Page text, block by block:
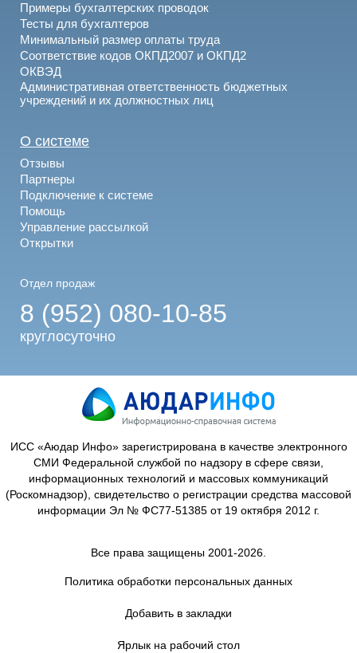
Примеры бухгалтерских проводок
Тесты для бухгалтеров
Минимальный размер оплаты труда
Соответствие кодов ОКПД2007 и ОКПД2
ОКВЭД
Административная ответственность бюджетных
учреждений и их должностных лиц
О системе
Отзывы
Партнеры
Подключение к системе
Помощь
Управление рассылкой
Открытки
Отдел продаж
8 (952) 080-10-85
круглосуточно
ИСС «Аюдар Инфо» зарегистрирована в качестве электронного
СМИ Федеральной службой по надзору в сфере связи,
информационных технологий и массовых коммуникаций
(Роскомнадзор), свидетельство о регистрации средства массовой
информации Эл № ФС77-51385 от 19 октября 2012 г.
Все права защищены 2001-2026.
Политика обработки персональных данных
Добавить в закладки
Ярлык на рабочий стол